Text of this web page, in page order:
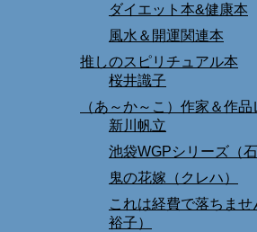
ダイエット本&健康本
風水＆開運関連本
推しのスピリチュアル本
桜井識子
（あ～か～こ）作家＆作
新川帆立
池袋WGPシリーズ（石
鬼の花嫁（クレハ）
これは経費で落ちませ
裕子）